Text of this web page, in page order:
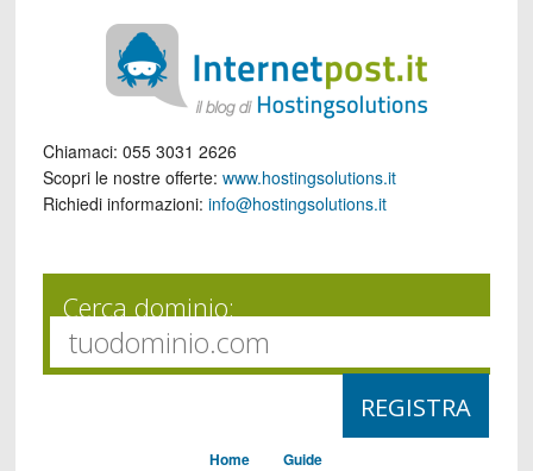
Chiamaci: 055 3031 2626
Scopri le nostre offerte: www.hostingsolutions.it
Richiedi informazioni: info@hostingsolutions.it
Cerca dominio:
Home Guide